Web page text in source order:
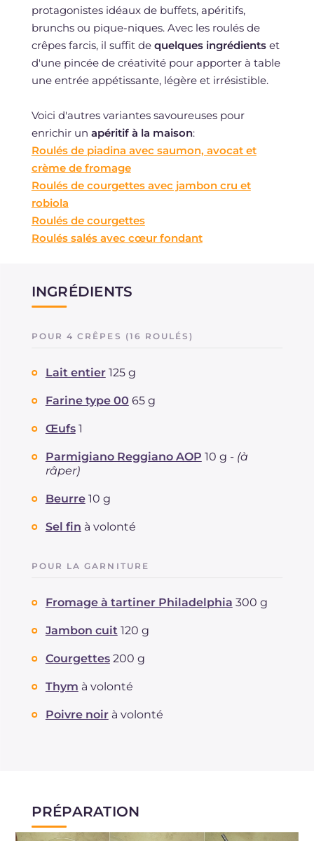
protagonistes idéaux de buffets, apéritifs,
brunchs ou pique-niques. Avec les roulés de
crêpes farcis, il suffit de quelques ingrédientset
d'une pincée de créativité pour apporter à table
une entrée appétissante, légère et irrésistible.
Voici d'autres variantes savoureuses pour
enrichir un apéritif à la maison:
Roulés de piadina avec saumon, avocat et
crème de fromage
Roulés de courgettes avec jambon cru et
robiola
Roulés de courgettes
Roulés salés avec cœur fondant
INGRÉDIENTS
POUR 4 CRÊPES (16 ROULÉS)
Lait entier 125 g
Farine type 00 65 g
Œufs 1
Parmigiano Reggiano AOP 10 g - (à
râper)
Beurre 10 g
Sel fin à volonté
POUR LA GARNITURE
Fromage à tartiner Philadelphia 300 g
Jambon cuit 120 g
Courgettes 200 g
Thym à volonté
Poivre noir à volonté
PRÉPARATION